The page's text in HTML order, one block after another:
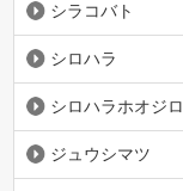
シラコバト
シロハラ
シロハラホオジロ
ジュウシマツ